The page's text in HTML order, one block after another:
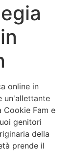
online in
un'allettante
Cookie Fam e
genitori
della
prende il